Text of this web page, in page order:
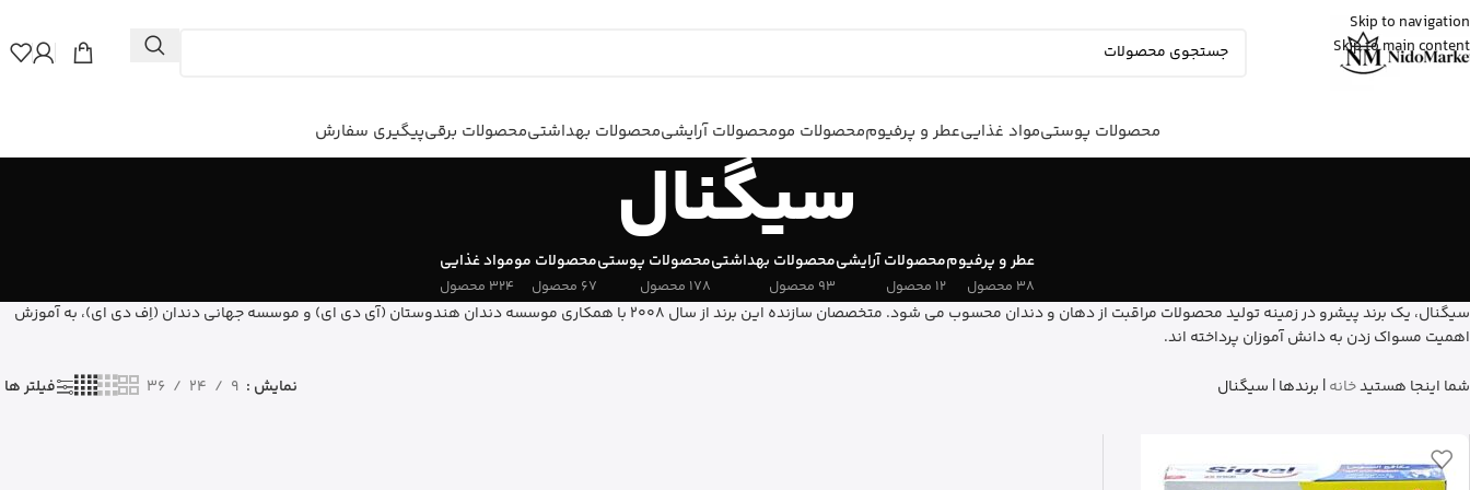
Skip to navigation
Skip to main content
محصولات پوستیمواد غذاییعطر و پرفیوممحصولات مومحصولات آرایشیمحصولات بهداشتیمحصولات برقیپیگیری سفارش
سیگنال
عطر و پرفیوم
38 محصول
محصولات آرایشی
12 محصول
محصولات بهداشتی
93 محصول
محصولات پوستی
178 محصول
محصولات مو
67 محصول
مواد غذایی
324 محصول
سیگنال، یک برند پیشرو در زمینه تولید محصولات مراقبت از دهان و دندان محسوب می شود. متخصصان سازنده این برند از سال 2008 با همکاری موسسه دندان هندوستان (آی دی ای) و موسسه جهانی دندان (اِف دی ای)، به آموزش
اهمیت مسواک زدن به دانش آموزان پرداخته اند.
شما اینجا هستیدخانه| برندها| سیگنال نمایش 9
24
36 فیلتر ها
مهرنوش
کلروفیل مایع ناو نعنایی رو خرید کرد